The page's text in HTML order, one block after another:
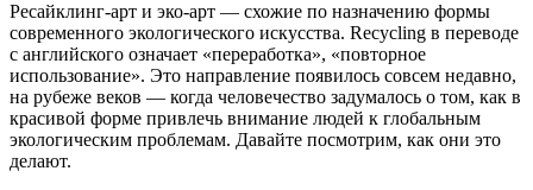
Ресайклинг-арт и эко-арт — схожие по назначению формы
современного экологического искусства. Recycling в переводе
с английского означает «переработка», «повторное
использование». Это направление появилось совсем недавно,
на рубеже веков — когда человечество задумалось о том, как в
красивой форме привлечь внимание людей к глобальным
экологическим проблемам. Давайте посмотрим, как они это
делают.